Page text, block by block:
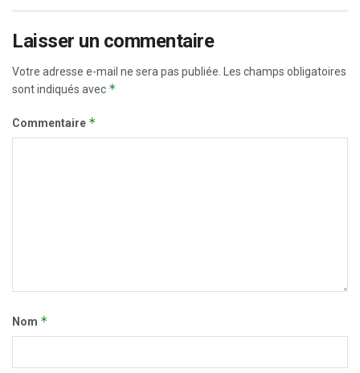
Laisser un commentaire
Votre adresse e-mail ne sera pas publiée.
Les champs obligatoires
sont indiqués avec *
Commentaire *
Nom *